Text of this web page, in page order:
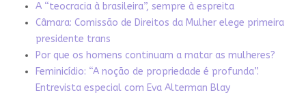
A “teocracia à brasileira”, sempre à espreita
Câmara: Comissão de Direitos da Mulher elege primeira
presidente trans
Por que os homens continuam a matar as mulheres?
Feminicídio: “A noção de propriedade é profunda”.
Entrevista especial com Eva Alterman Blay